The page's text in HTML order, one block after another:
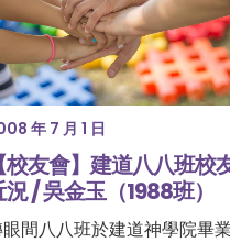
年 7 月 1 日
【校友會】建道八八班校
/ 吳金玉（1988班）
間八八班於建道神學院畢業